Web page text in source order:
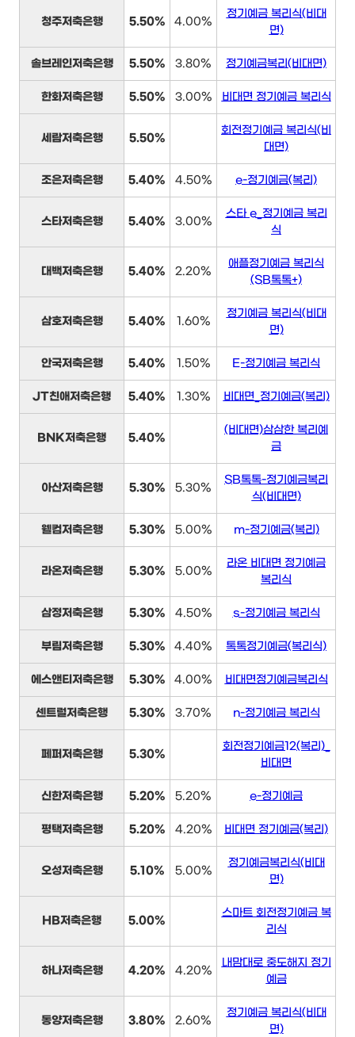
청주저축은행 5.50% 4.00%
정기예금 복리식(비대
면)
솔브레인저축은행 5.50% 3.80% 정기예금복리(비대면)
한화저축은행 5.50% 3.00% 비대면 정기예금 복리식
세람저축은행 5.50%
회전정기예금 복리식(비
대면)
조은저축은행 5.40% 4.50% e-정기예금(복리)
스타저축은행 5.40% 3.00%
스타 e_정기예금 복리
식
대백저축은행 5.40% 2.20%
애플정기예금 복리식
(SB톡톡+)
삼호저축은행 5.40% 1.60%
정기예금 복리식(비대
면)
안국저축은행 5.40% 1.50% E-정기예금 복리식
JT친애저축은행 5.40% 1.30% 비대면_정기예금(복리)
BNK저축은행 5.40%
(비대면)삼삼한 복리예
금
아산저축은행 5.30% 5.30%
SB톡톡-정기예금복리
식(비대면)
웰컴저축은행 5.30% 5.00% m-정기예금(복리)
라온저축은행 5.30% 5.00%
라온 비대면 정기예금
복리식
삼정저축은행 5.30% 4.50% s-정기예금 복리식
부림저축은행 5.30% 4.40% 톡톡정기예금(복리식)
에스앤티저축은행 5.30% 4.00% 비대면정기예금복리식
센트럴저축은행 5.30% 3.70% n-정기예금 복리식
페퍼저축은행 5.30%
회전정기예금12(복리)_
비대면
신한저축은행 5.20% 5.20% e-정기예금
평택저축은행 5.20% 4.20% 비대면 정기예금(복리)
오성저축은행 5.10% 5.00%
정기예금복리식(비대
면)
HB저축은행 5.00%
스마트 회전정기예금 복
리식
하나저축은행 4.20% 4.20%
내맘대로 중도해지 정기
예금
동양저축은행 3.80% 2.60%
정기예금 복리식(비대
면)